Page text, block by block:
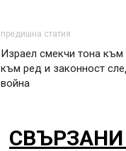
предишна статия
Израел смекчи тона
към ред и законност
война